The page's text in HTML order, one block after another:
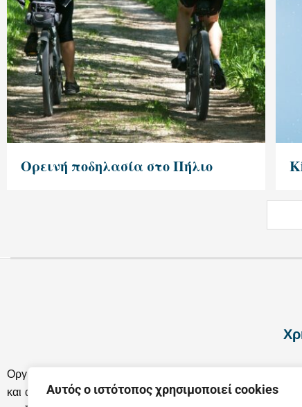
Αυτός ο ιστότοπος χρησιμοποιεί cookies
Ορεινή ποδηλασία στο Πήλιο
Οργανώστε το επόμενο ταξίδι σας στη Θεσσαλία
και ανακαλύψτε μαζί μας τις γνωστές αλλά και τις